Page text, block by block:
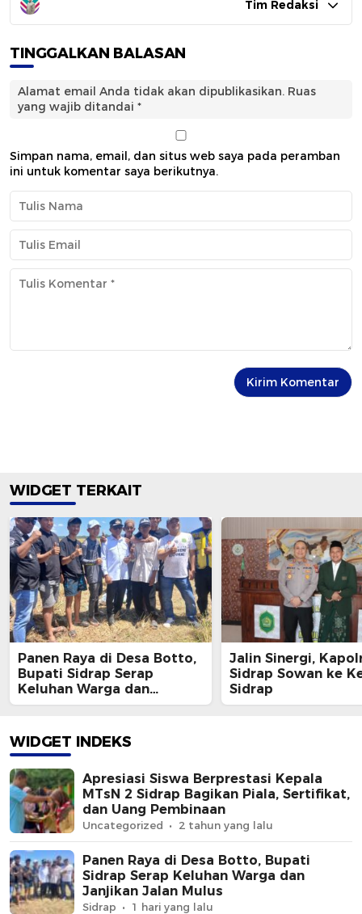
Tim Redaksi
TINGGALKAN BALASAN
Alamat email Anda tidak akan dipublikasikan. Ruas
yang wajib ditandai *
Simpan nama, email, dan situs web saya pada peramban
ini untuk komentar saya berikutnya.
WIDGET TERKAIT
Panen Raya di Desa Botto,
Bupati Sidrap Serap
Keluhan Warga dan
Janjikan Jalan Mulus
Jalin Sinergi,
Sidrap Sowan ke
Sidrap
WIDGET INDEKS
Apresiasi Siswa Berprestasi Kepala
MTsN 2 Sidrap Bagikan Piala, Sertifikat,
dan Uang Pembinaan
Uncategorized 2 tahun yang lalu
Panen Raya di Desa Botto, Bupati
Sidrap Serap Keluhan Warga dan
Janjikan Jalan Mulus
Sidrap 1 hari yang lalu